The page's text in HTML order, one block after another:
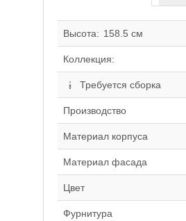
Высота: 158.5 см
Коллекция:
Требуется сборка
Производство
Материал корпуса
Материал фасада
Цвет
Фурнитура